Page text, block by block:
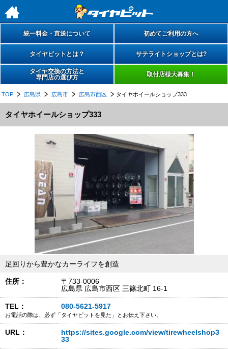
h
統一料金・直送について 初めてご利用の方へ
タイヤピットとは？ サテライトショップとは?
タイヤ交換の方法と
専門店の選び方
取付店様大募集！
TOP 広島県 広島市 広島市西区 タイヤホイールショップ333
タイヤホイールショップ333
足回りから豊かなカーライフを創造
住所：
〒733-0006
広島県 広島市西区 三篠北町 16-1
TEL： 080-5621-5917
お電話の際は、必ず「タイヤピットを見た」とお伝え下さい。
URL：
https://sites.google.com/view/tirewheelshop3
33